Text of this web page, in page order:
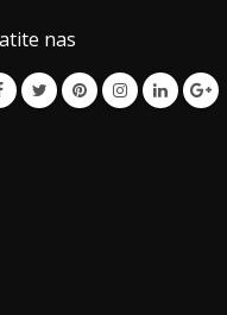
nas